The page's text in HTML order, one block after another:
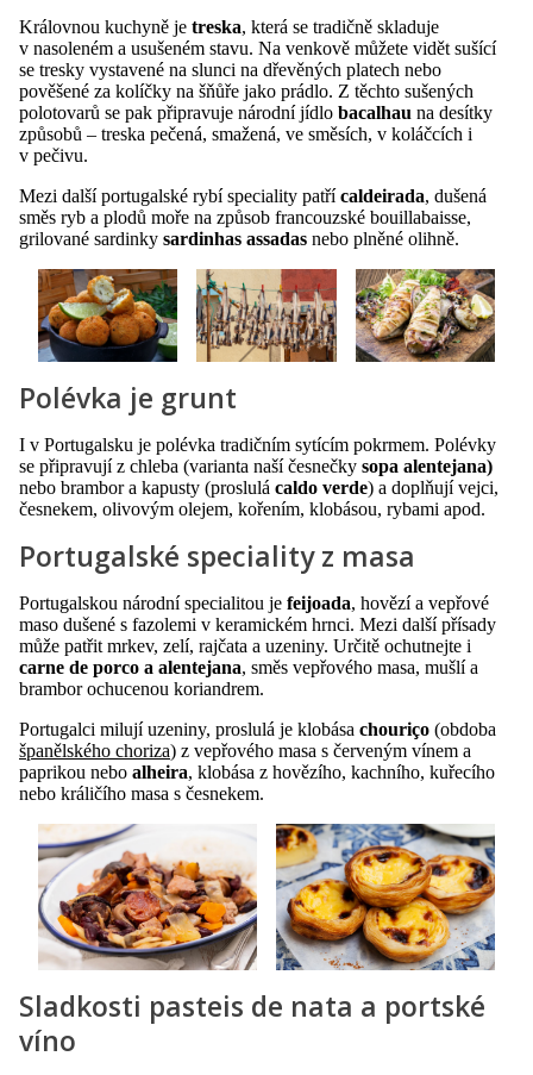
Královnou kuchyně je treska, která se tradičně skladuje
v nasoleném a usušeném stavu. Na venkově můžete vidět sušící
se tresky vystavené na slunci na dřevěných platech nebo
pověšené za kolíčky na šňůře jako prádlo. Z těchto sušených
polotovarů se pak připravuje národní jídlo bacalhau na desítky
způsobů – treska pečená, smažená, ve směsích, v koláčcích i
v pečivu.
Mezi další portugalské rybí speciality patřícaldeirada, dušená
směs ryb a plodů moře na způsob francouzské bouillabaisse,
grilované sardinky sardinhas assadas nebo plněné olihně.
Polévka je grunt
I v Portugalsku je polévka tradičním sytícím pokrmem. Polévky
se připravují z chleba (varianta naší česnečky sopa alentejana)
nebo brambor a kapusty (proslulá caldo verde) a doplňují vejci,
česnekem, olivovým olejem, kořením, klobásou, rybami apod.
Portugalské speciality z masa
Portugalskou národní specialitou je feijoada, hovězí a vepřové
maso dušené s fazolemi v keramickém hrnci. Mezi další přísady
může patřit mrkev, zelí, rajčata a uzeniny. Určitě ochutnejte i
carne de porco a alentejana, směs vepřového masa, mušlí a
brambor ochucenou koriandrem.
Portugalci milují uzeniny, proslulá je klobása chouriço (obdoba
španělského choriza) z vepřového masa s červeným vínem a
paprikou nebo alheira, klobása z hovězího, kachního, kuřecího
nebo králičího masa s česnekem.
Sladkosti pasteis de nata a portské
víno